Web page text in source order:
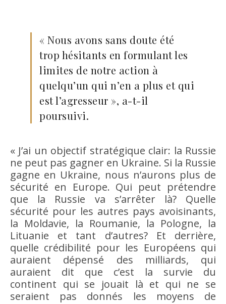
« Nous avons sans doute été
trop hésitants en formulant les
limites de notre action à
quelqu’un qui n’en a plus et qui
est l’agresseur », a-t-il
poursuivi.
« J’ai un objectif stratégique clair: la Russie
ne peut pas gagner en Ukraine. Si la Russie
gagne en Ukraine, nous n’aurons plus de
sécurité en Europe. Qui peut prétendre
que la Russie va s’arrêter là? Quelle
sécurité pour les autres pays avoisinants,
la Moldavie, la Roumanie, la Pologne, la
Lituanie et tant d’autres? Et derrière,
quelle crédibilité pour les Européens qui
auraient dépensé des milliards, qui
auraient dit que c’est la survie du
continent qui se jouait là et qui ne se
seraient pas donnés les moyens de